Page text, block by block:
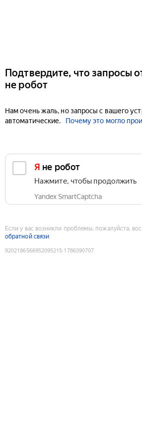
Подтвердите, что запросы
не робот
Нам очень жаль, но запросы с вашего
автоматические.
Почему это могло
Я не робот
Нажмите, чтобы продолжить
Yandex SmartCaptcha
Если у вас возникли проблемы, пожалуйста,
обратной связи
9202186566952095215:1786390707